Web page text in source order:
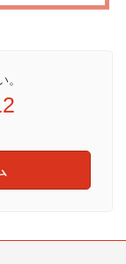
。